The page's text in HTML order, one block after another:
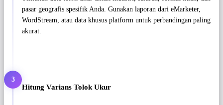
pasar geografis spesifik Anda. Gunakan laporan dari eMarketer,
WordStream, atau data khusus platform untuk perbandingan paling
akurat.
3
Hitung Varians Tolok Ukur